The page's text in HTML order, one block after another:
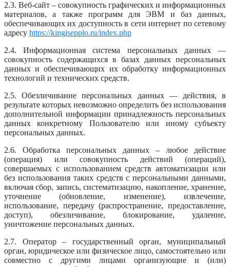
2.3. Веб-сайт – совокупность графических и информационных
материалов, а также программ для ЭВМ и баз данных,
обеспечивающих их доступность в сети интернет по сетевому
адресу https://kingisepplo.ru/index.php
2.4. Информационная система персональных данных —
совокупность содержащихся в базах данных персональных
данных и обеспечивающих их обработку информационных
технологий и технических средств.
2.5. Обезличивание персональных данных — действия, в
результате которых невозможно определить без использования
дополнительной информации принадлежность персональных
данных конкретному Пользователю или иному субъекту
персональных данных.
2.6. Обработка персональных данных – любое действие
(операция) или совокупность действий (операций),
совершаемых с использованием средств автоматизации или
без использования таких средств с персональными данными,
включая сбор, запись, систематизацию, накопление, хранение,
уточнение (обновление, изменение), извлечение,
использование, передачу (распространение, предоставление,
доступ), обезличивание, блокирование, удаление,
уничтожение персональных данных.
2.7. Оператор – государственный орган, муниципальный
орган, юридическое или физическое лицо, самостоятельно или
совместно с другими лицами организующие и (или)